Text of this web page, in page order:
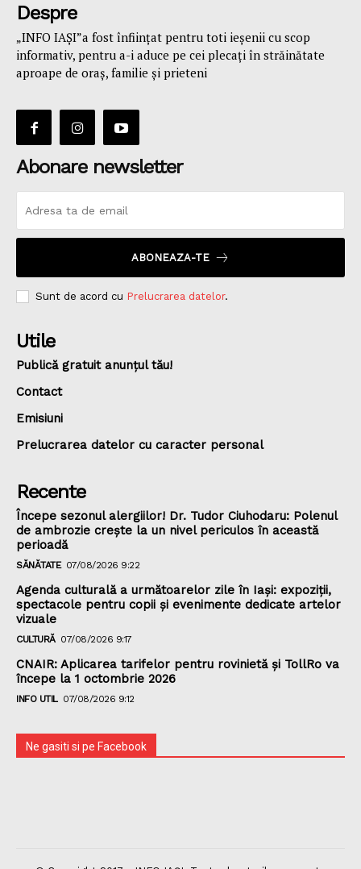
Despre
„INFO IAȘI”a fost înfiinţat pentru toti ieşenii cu scop
informativ, pentru a-i aduce pe cei plecaţi în străinătate
aproape de oraş, familie și prieteni
Abonare newsletter
ABONEAZA-TE
Sunt de acord cu Prelucrarea datelor.
Utile
Publică gratuit anunțul tău!
Contact
Emisiuni
Prelucrarea datelor cu caracter personal
Recente
Începe sezonul alergiilor! Dr. Tudor Ciuhodaru: Polenul
de ambrozie crește la un nivel periculos în această
perioadă
SĂNĂTATE 07/08/2026 9:22
Agenda culturală a următoarelor zile în Iași: expoziții,
spectacole pentru copii și evenimente dedicate artelor
vizuale
CULTURĂ 07/08/2026 9:17
CNAIR: Aplicarea tarifelor pentru rovinietă și TollRo va
începe la 1 octombrie 2026
INFO UTIL 07/08/2026 9:12
Ne gasiti si pe Facebook